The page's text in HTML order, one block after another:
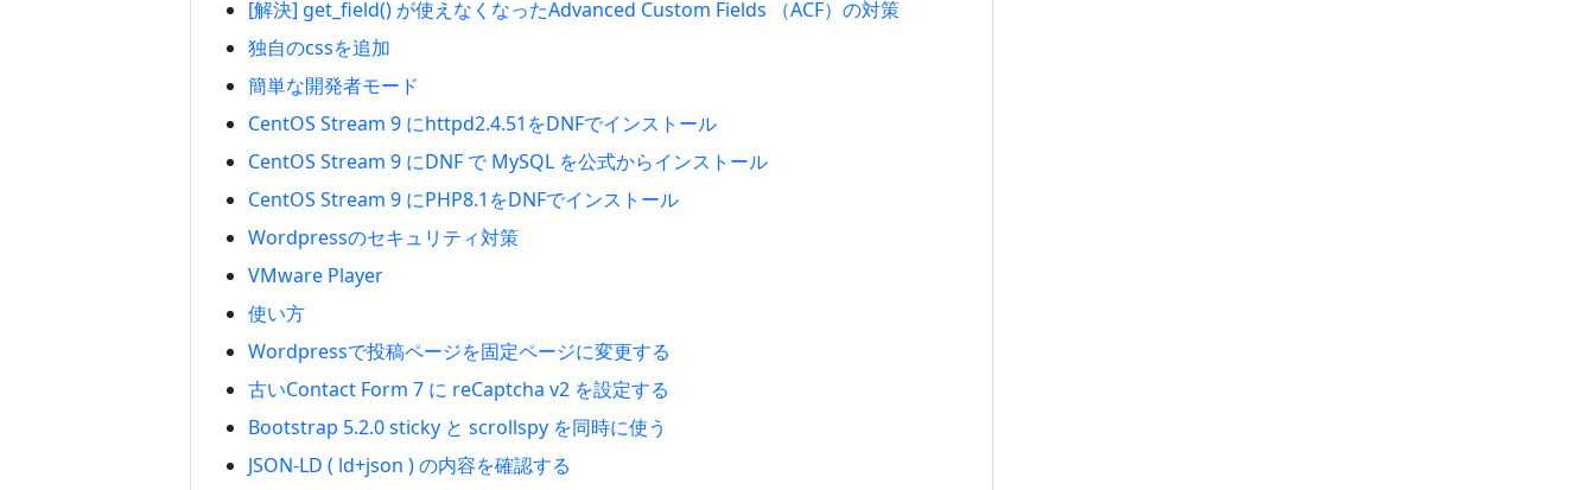
[解決] get_field() が使えなくなったAdvanced Custom Fields （ACF）の対策
独自のcssを追加
簡単な開発者モード
CentOS Stream 9 にhttpd2.4.51をDNFでインストール
CentOS Stream 9 にDNF で MySQL を公式からインストール
CentOS Stream 9 にPHP8.1をDNFでインストール
Wordpressのセキュリティ対策
VMware Player
使い方
Wordpressで投稿ページを固定ページに変更する
古いContact Form 7 に reCaptcha v2 を設定する
Bootstrap 5.2.0 sticky と scrollspy を同時に使う
JSON-LD ( ld+json ) の内容を確認する